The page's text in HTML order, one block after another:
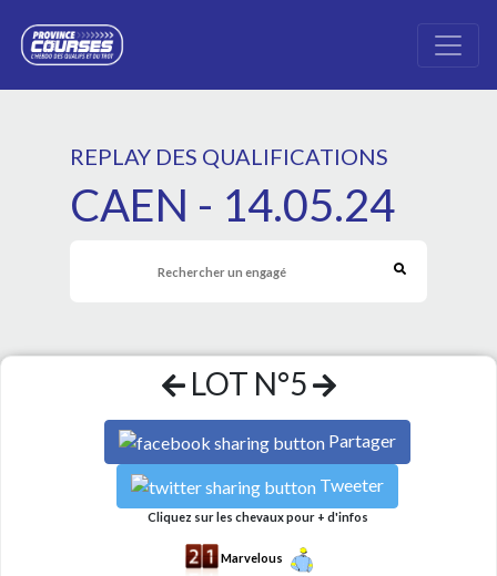
REPLAY DES QUALIFICATIONS
CAEN - 14.05.24
LOT N°5
Partager
Tweeter
Cliquez sur les chevaux pour + d'infos
Marvelous